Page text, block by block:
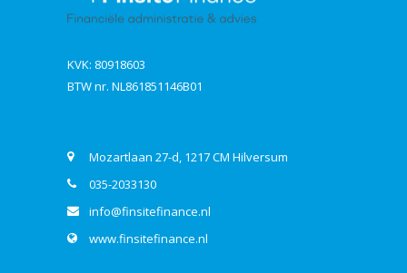
KVK: 80918603
BTW nr. NL861851146B01
Mozartlaan 27-d, 1217 CM Hilversum
035-2033130
info@finsitefinance.nl
www.finsitefinance.nl